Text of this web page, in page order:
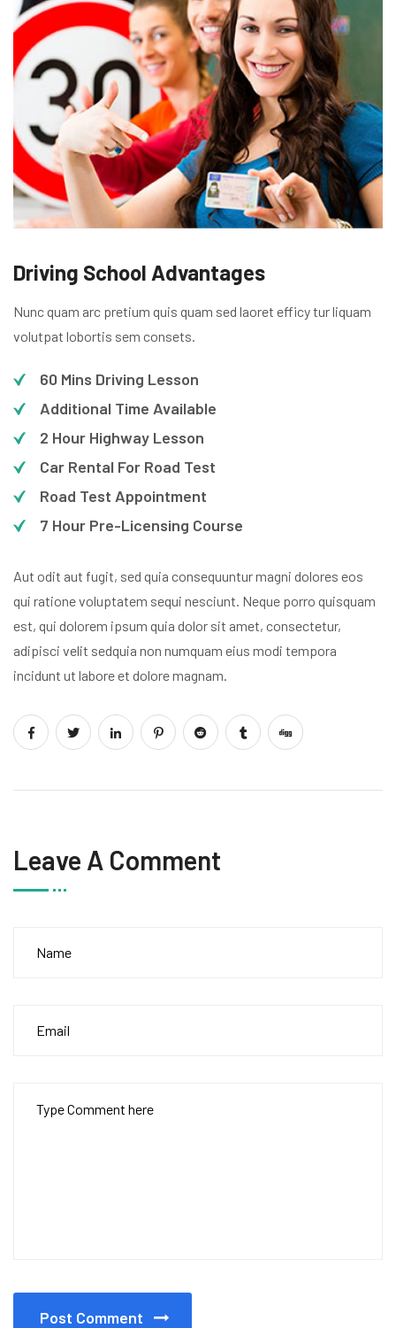
Driving School Advantages
Nunc quam arc pretium quis quam sed laoret efficy tur liquam
volutpat lobortis sem consets.
60 Mins Driving Lesson
Additional Time Available
2 Hour Highway Lesson
Car Rental For Road Test
Road Test Appointment
7 Hour Pre-Licensing Course
Aut odit aut fugit, sed quia consequuntur magni dolores eos
qui ratione voluptatem sequi nesciunt. Neque porro quisquam
est, qui dolorem ipsum quia dolor sit amet, consectetur,
adipisci velit sedquia non numquam eius modi tempora
incidunt ut labore et dolore magnam.
Leave A Comment
Post Comment